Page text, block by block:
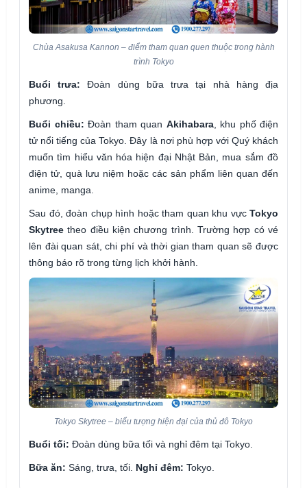
Chùa Asakusa Kannon – điểm tham quan quen thuộc trong hành
trình Tokyo
Buổi trưa: Đoàn dùng bữa trưa tại nhà hàng địa
phương.
Buổi chiều: Đoàn tham quan Akihabara, khu phố điện
tử nổi tiếng của Tokyo. Đây là nơi phù hợp với Quý khách
muốn tìm hiểu văn hóa hiện đại Nhật Bản, mua sắm đồ
điện tử, quà lưu niệm hoặc các sản phẩm liên quan đến
anime, manga.
Sau đó, đoàn chụp hình hoặc tham quan khu vực Tokyo
Skytree theo điều kiện chương trình. Trường hợp có vé
lên đài quan sát, chi phí và thời gian tham quan sẽ được
thông báo rõ trong từng lịch khởi hành.
Tokyo Skytree – biểu tượng hiện đại của thủ đô Tokyo
Buổi tối: Đoàn dùng bữa tối và nghỉ đêm tại Tokyo.
Bữa ăn: Sáng, trưa, tối. Nghỉ đêm: Tokyo.